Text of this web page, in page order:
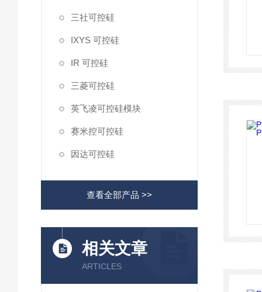
三社可控硅
IXYS 可控硅
IR 可控硅
三菱可控硅
英飞凌可控硅模块
赛米控可控硅
因达可控硅
查看全部产品 >>
相关文章
ARTICLES